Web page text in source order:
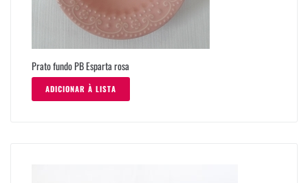
Prato fundo PB Esparta rosa
ADICIONAR À LISTA